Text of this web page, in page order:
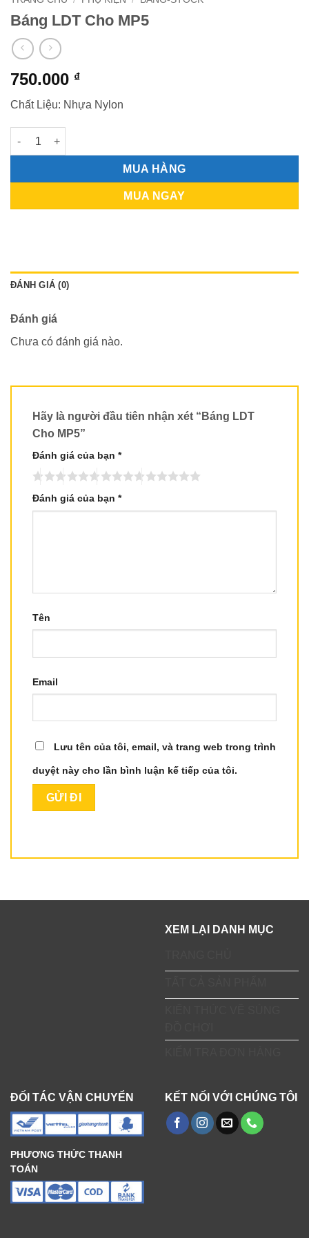
Báng LDT Cho MP5
750.000 ₫
Chất Liệu: Nhựa Nylon
Báng LDT Cho MP5 số lượng
MUA HÀNG
MUA NGAY
ĐÁNH GIÁ (0)
Đánh giá
Chưa có đánh giá nào.
Hãy là người đầu tiên nhận xét “Báng LDT
Cho MP5”
Đánh giá của bạn *
Đánh giá của bạn *
Tên
Email
Lưu tên của tôi, email, và trang web trong trình
duyệt này cho lần bình luận kế tiếp của tôi.
XEM LẠI DANH MỤC
ĐỐI TÁC VẬN CHUYỂN
PHƯƠNG THỨC THANH
TOÁN
KẾT NỐI VỚI CHÚNG TÔI